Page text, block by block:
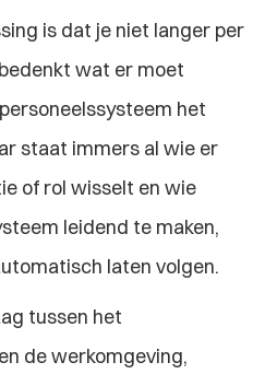
is dat je niet langer per
wat er moet
het
staat immers al wie er
of rol wisselt en wie
leidend te maken,
laten volgen.
tussen het